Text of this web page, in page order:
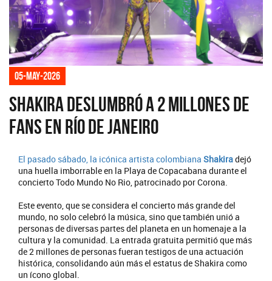
05-may-2026
Shakira deslumbró a 2 millones de
fans en Río de Janeiro
El pasado sábado, la icónica artista colombiana Shakiradejó
una huella imborrable en la Playa de Copacabana durante el
concierto Todo Mundo No Rio, patrocinado por Corona.
Este evento, que se considera el concierto más grande del
mundo, no solo celebró la música, sino que también unió a
personas de diversas partes del planeta en un homenaje a la
cultura y la comunidad. La entrada gratuita permitió que más
de 2 millones de personas fueran testigos de una actuación
histórica, consolidando aún más el estatus de Shakira como
un ícono global.